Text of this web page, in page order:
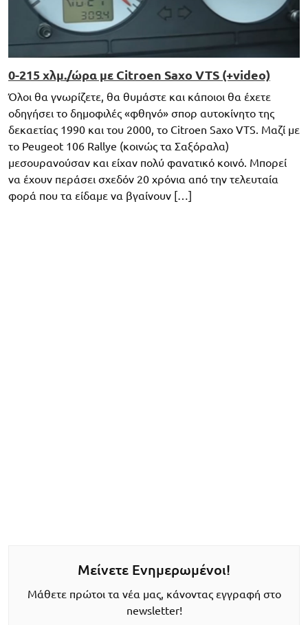
0-215 χλμ./ώρα με Citroen Saxo VTS (+video)
Όλοι θα γνωρίζετε, θα θυμάστε και κάποιοι θα έχετε
οδηγήσει το δημοφιλές «φθηνό» σπορ αυτοκίνητο της
δεκαετίας 1990 και του 2000, το Citroen Saxo VTS. Μαζί με
το Peugeot 106 Rallye (κοινώς τα Σαξόραλα)
μεσουρανούσαν και είχαν πολύ φανατικό κοινό. Μπορεί
να έχουν περάσει σχεδόν 20 χρόνια από την τελευταία
φορά που τα είδαμε να βγαίνουν […]
Μείνετε Ενημερωμένοι!
Μάθετε πρώτοι τα νέα μας, κάνοντας εγγραφή στο
newsletter!